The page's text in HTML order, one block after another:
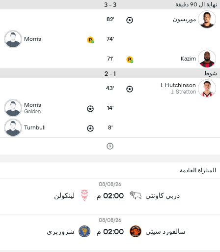
نهاية ال 90 دقيقة 3 - 3
موريسون 82'
74'
Morris
Kazim
71'
شوط 1 - 2
I. Hutchinson
J. Stretton
43'
14'
Morris
Golden
8'
Turnbull
المباراة القادمة
دربي كاونتي
08/08/26
02:00 م لينكولن
سالفورد سيتي
08/08/26
02:00 م شروزبري